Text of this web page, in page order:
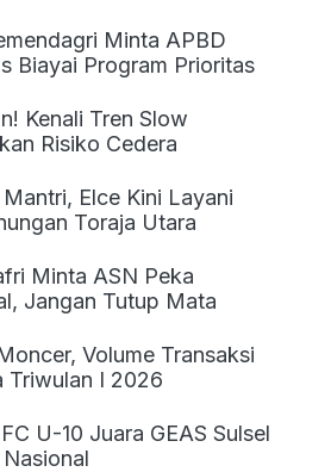
Minta APBD
Biayai Program Prioritas
Kenali Tren Slow
Risiko Cedera
Elce Kini Layani
Toraja Utara
Minta ASN Peka
Jangan Tutup Mata
Volume Transaksi
Triwulan I 2026
U-10 Juara GEAS Sulsel